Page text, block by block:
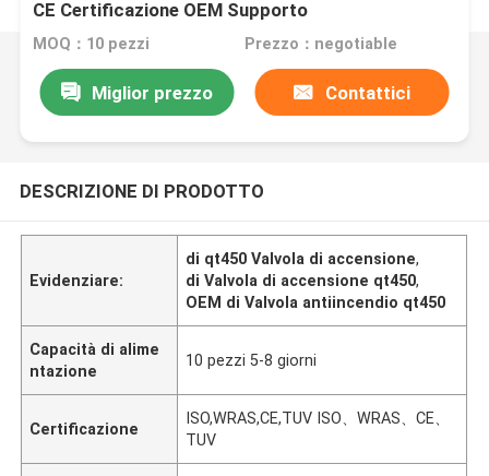
CE Certificazione OEM Supporto
MOQ：10 pezzi Prezzo：negotiable
Miglior prezzo Contattici
DESCRIZIONE DI PRODOTTO
Evidenziare:
di qt450 Valvola di accensione,
di Valvola di accensione qt450,
OEM di Valvola antiincendio qt450
Capacità di alime
ntazione
10 pezzi 5-8 giorni
Certificazione
ISO,WRAS,CE,TUV ISO、WRAS、CE、
TUV